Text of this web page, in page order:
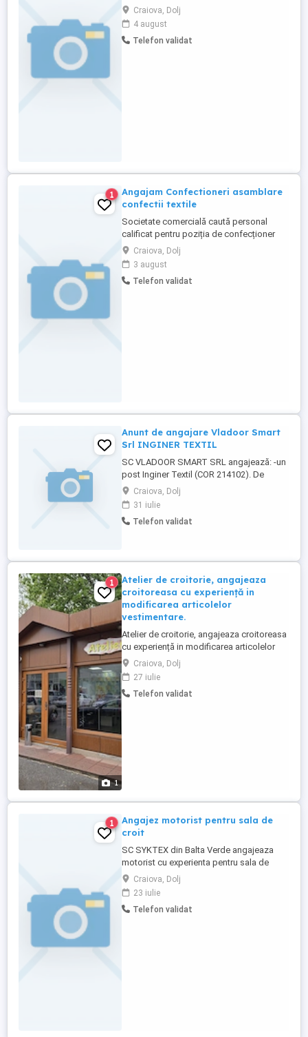
alăture echipei noastre.Daca sunteți
interesați să vă alăturați echipei va rugam
sa sunați la Nr. de te. .Va mulțumim și vă
așteptăm cu drag
Craiova, Dolj
4 august
Telefon validat
1
Angajam Confectioneri asamblare
confectii textile
Societate comercială caută personal
calificat pentru poziția de confecționer
textile. Candidatul ideal va avea experiență
în operarea mașinilor de cusut industriale
și cunoștințe solide despre diverse tipuri
de materiale textile și tehnici de
Craiova, Dolj
3 august
Telefon validat
Anunt de angajare Vladoor Smart
Srl INGINER TEXTIL
SC VLADOOR SMART SRL angajează: -un
post Inginer Textil (COR 214102). De
asemenea oferim bonuri de masa si
transport. Așteptăm CV-urile
dumneavoastră la adresa noastra de e-
mail
Craiova, Dolj
31 iulie
Telefon validat
1
1
Atelier de croitorie, angajeaza
croitoreasa cu experiență in
modificarea articolelor
vestimentare.
Atelier de croitorie, angajeaza croitoreasa
cu experiență in modificarea articolelor
vestimentare. Atelierul se afla in Craiovita,
zona Big Nou. Programul de luni -vineri 9-
17 Detalii la telefon:
Craiova, Dolj
27 iulie
Telefon validat
1
Angajez motorist pentru sala de
croit
SC SYKTEX din Balta Verde angajeaza
motorist cu experienta pentru sala de
croit. Program fix de Luni pana Vineri,
contract de munca pe perioada
nedeterminata,transport gratuit, tichete de
masa.
Craiova, Dolj
23 iulie
Telefon validat